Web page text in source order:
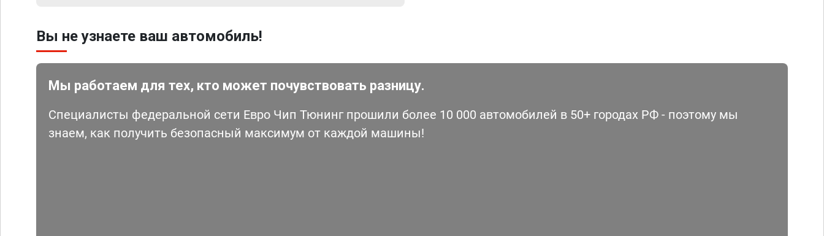
Вы не узнаете ваш автомобиль!
Мы работаем для тех, кто может почувствовать разницу.
Специалисты федеральной сети Евро Чип Тюнинг прошили более 10 000 автомобилей в 50+ городах РФ - поэтому мы
знаем, как получить безопасный максимум от каждой машины!